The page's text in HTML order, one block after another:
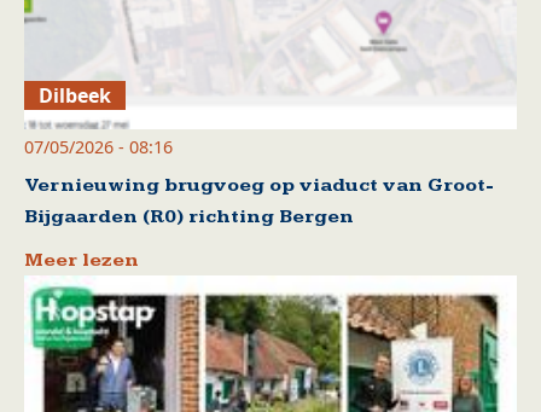
Dilbeek
07/05/2026 - 08:16
Vernieuwing brugvoeg op viaduct van Groot-
Bijgaarden (R0) richting Bergen
Meer lezen